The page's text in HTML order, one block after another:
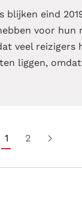
blijken eind
voor hun
veel reizigers
liggen,
1 2